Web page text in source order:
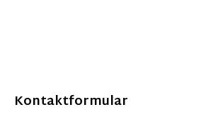
Kontaktformular